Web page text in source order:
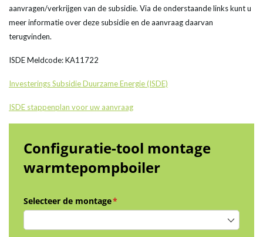
aanvragen/verkrijgen van de subsidie. Via de onderstaande links kunt u
meer informatie over deze subsidie en de aanvraag daarvan
terugvinden.
ISDE Meldcode: KA11722
Investerings Subsidie Duurzame Energie (ISDE)
ISDE stappenplan voor uw aanvraag